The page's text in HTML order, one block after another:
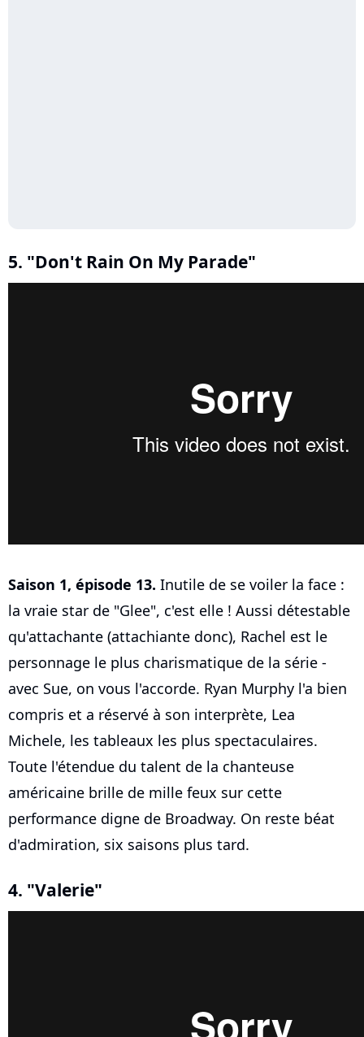
5. "Don't Rain On My Parade"
Saison 1, épisode 13. Inutile de se voiler la face :
la vraie star de "Glee", c'est elle ! Aussi détestable
qu'attachante (attachiante donc), Rachel est le
personnage le plus charismatique de la série -
avec Sue, on vous l'accorde. Ryan Murphy l'a bien
compris et a réservé à son interprète, Lea
Michele, les tableaux les plus spectaculaires.
Toute l'étendue du talent de la chanteuse
américaine brille de mille feux sur cette
performance digne de Broadway. On reste béat
d'admiration, six saisons plus tard.
4. "Valerie"